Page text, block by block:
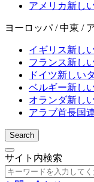
アメリカ新し
ヨーロッパ / 中東 /
イギリス新し
フランス新し
ドイツ新しい
ベルギー新し
オランダ新し
アラブ首長国
Search
サイト内検索